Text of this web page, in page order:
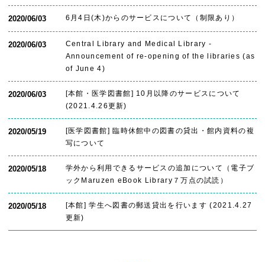
2020/06/03 6月4日(木)からのサービスについて（制限あり）
2020/06/03
Central Library and Medical Library -
Announcement of re-opening of the libraries (as
of June 4)
2020/06/03
[本館・医学図書館] 10月以降のサービスについて
(2021.4.26更新)
2020/05/19
[医学図書館] 臨時休館中の図書の貸出・館内資料の複
写について
2020/05/18
学外から利用できるサービスの追加について（電子ブ
ックMaruzen eBook Library７万点の試読）
2020/05/18
[本館] 学生へ図書の郵送貸出を行います (2021.4.27
更新)